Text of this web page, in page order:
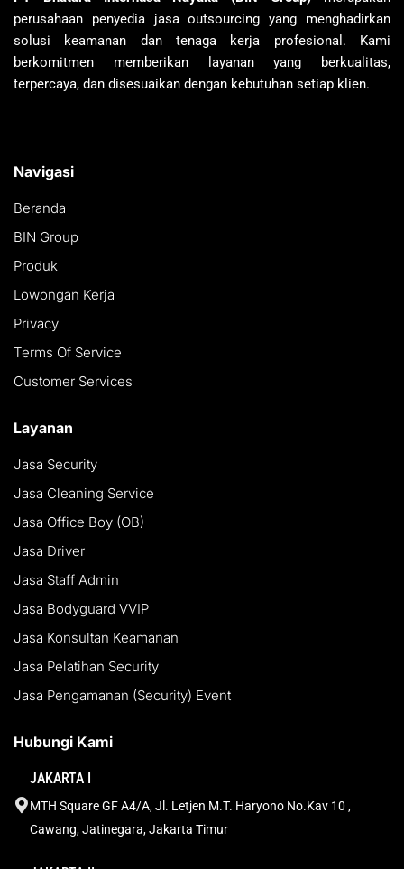
perusahaan penyedia jasa outsourcing yang menghadirkan
solusi keamanan dan tenaga kerja profesional. Kami
berkomitmen memberikan layanan yang berkualitas,
terpercaya, dan disesuaikan dengan kebutuhan setiap klien.
Navigasi
Beranda
BIN Group
Produk
Lowongan Kerja
Privacy
Terms Of Service
Customer Services
Layanan
Jasa Security
Jasa Cleaning Service
Jasa Office Boy (OB)
Jasa Driver
Jasa Staff Admin
Jasa Bodyguard VVIP
Jasa Konsultan Keamanan
Jasa Pelatihan Security
Jasa Pengamanan (Security) Event
Hubungi Kami
JAKARTA I
MTH Square GF A4/A, Jl. Letjen M.T. Haryono No.Kav 10 ,
Cawang, Jatinegara, Jakarta Timur